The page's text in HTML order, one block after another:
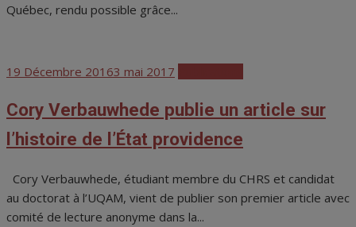
Québec, rendu possible grâce...
Posted
19 Décembre 20163 mai 2017
Cory Verbauwhede publie un article sur
l’histoire de l’État providence
Cory Verbauwhede, étudiant membre du CHRS et candidat
au doctorat à l’UQAM, vient de publier son premier article avec
comité de lecture anonyme dans la...